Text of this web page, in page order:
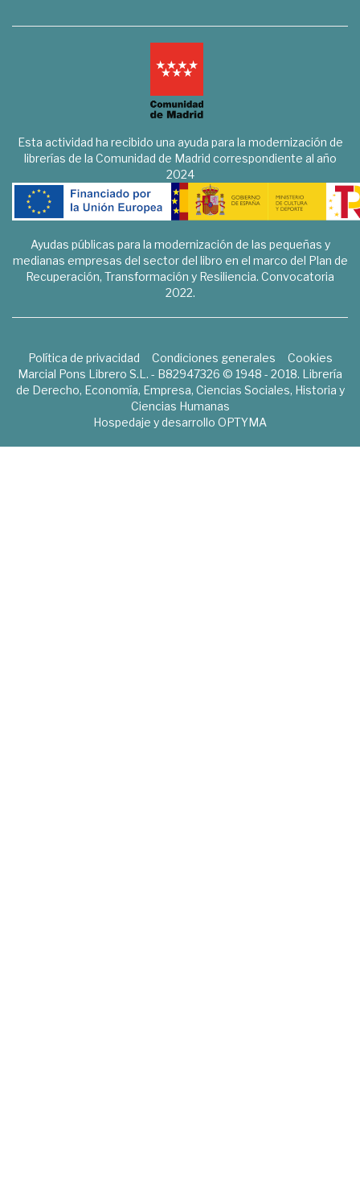
Esta actividad ha recibido una ayuda para la modernización de
librerías de la Comunidad de Madrid correspondiente al año
2024
Ayudas públicas para la modernización de las pequeñas y
medianas empresas del sector del libro en el marco del Plan de
Recuperación, Transformación y Resiliencia. Convocatoria
2022.
Política de privacidad Condiciones generales
Cookies
Marcial Pons Librero S.L. - B82947326 © 1948 - 2018. Librería
de Derecho, Economía, Empresa, Ciencias Sociales, Historia y
Ciencias Humanas
Hospedaje y desarrollo OPTYMA